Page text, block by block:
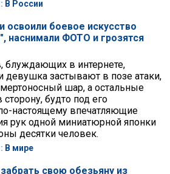
В России
освоили боевое искусство
наснимали ФОТО и грозятся
блуждающих в интернете,
девушка застывают в позе атаки,
шар, а остальные
сторону, будто под его
настоящему впечатляющие
рук одной миниатюрной японки
десятки человек.
В мире
свою обезьяну из